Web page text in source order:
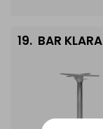
19. BAR KLARA